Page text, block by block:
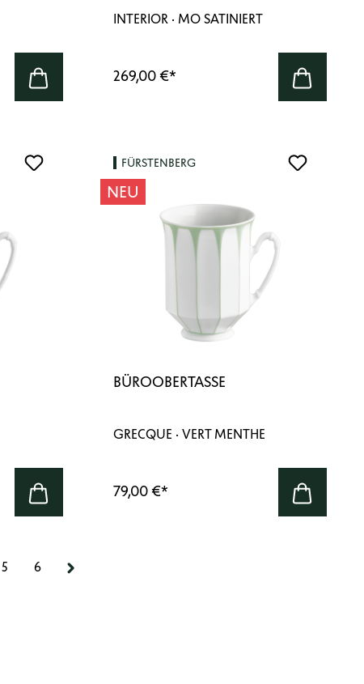
INTERIOR · MO SATINIERT
269,00 €*
FÜRSTENBERG
NEU
BÜROOBERTASSE
GRECQUE · VERT MENTHE
79,00 €*
5 6